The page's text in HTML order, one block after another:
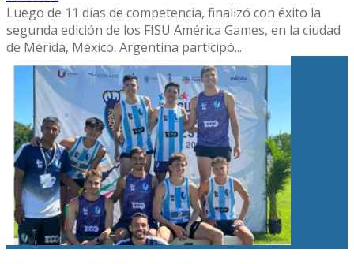
Luego de 11 días de competencia, finalizó con éxito la
segunda edición de los FISU América Games, en la ciudad
de Mérida, México. Argentina participó...